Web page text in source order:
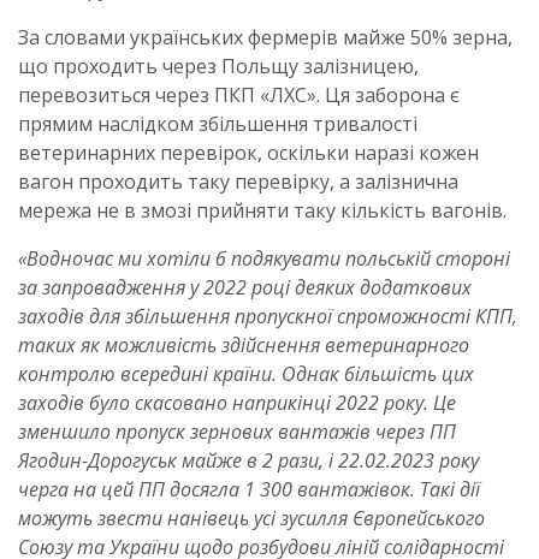
За словами українських фермерів майже 50% зерна,
що проходить через Польщу залізницею,
перевозиться через ПКП «ЛХС». Ця заборона є
прямим наслідком збільшення тривалості
ветеринарних перевірок, оскільки наразі кожен
вагон проходить таку перевірку, а залізнична
мережа не в змозі прийняти таку кількість вагонів.
«Водночас ми хотіли б подякувати польській стороні
за запровадження у 2022 році деяких додаткових
заходів для збільшення пропускної спроможності КПП,
таких як можливість здійснення ветеринарного
контролю всередині країни. Однак більшість цих
заходів було скасовано наприкінці 2022 року. Це
зменшило пропуск зернових вантажів через ПП
Ягодин-Дорогуськ майже в 2 рази, і 22.02.2023 року
черга на цей ПП досягла 1 300 вантажівок. Такі дії
можуть звести нанівець усі зусилля Європейського
Союзу та України щодо розбудови ліній солідарності